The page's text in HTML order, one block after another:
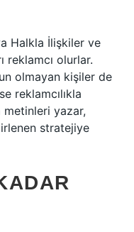
Halkla İlişkiler ve
reklamcı olurlar.
olmayan kişiler de
reklamcılıkla
metinleri yazar,
stratejiye